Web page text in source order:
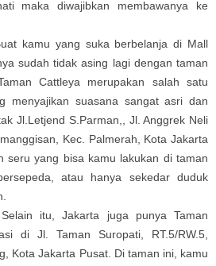
maka diwajibkan membawanya ke
kamu yang suka berbelanja di Mall
sudah tidak asing lagi dengan taman
Cattleya merupakan salah satu
menyajikan suasana sangat asri dan
Jl.Letjend S.Parman,, Jl. Anggrek Neli
Kec. Palmerah, Kota Jakarta
seru yang bisa kamu lakukan di taman
atau hanya sekedar duduk
Selain itu, Jakarta juga punya Taman
di Jl. Taman Suropati, RT.5/RW.5,
Kota Jakarta Pusat. Di taman ini, kamu